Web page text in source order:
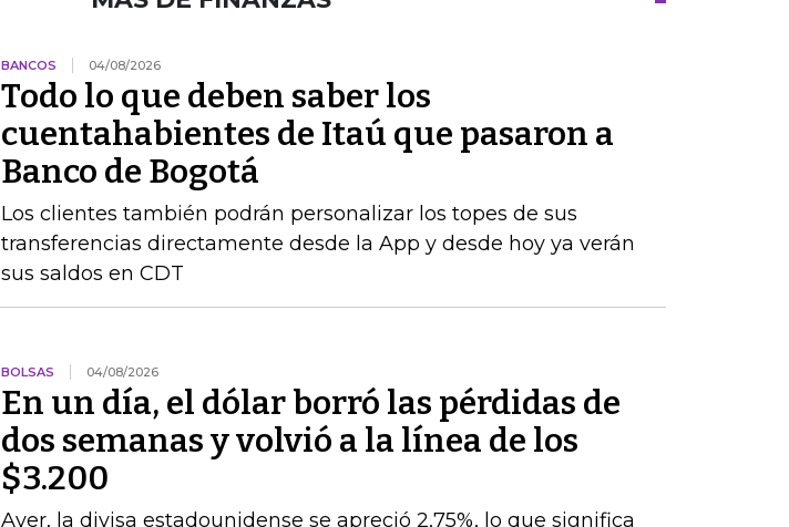
BANCOS 04/08/2026
Todo lo que deben saber los
cuentahabientes de Itaú que pasaron a
Banco de Bogotá
Los clientes también podrán personalizar los topes de sus
transferencias directamente desde la App y desde hoy ya verán
sus saldos en CDT
BOLSAS 04/08/2026
En un día, el dólar borró las pérdidas de
dos semanas y volvió a la línea de los
$3.200
Ayer, la divisa estadounidense se apreció 2,75%, lo que significa